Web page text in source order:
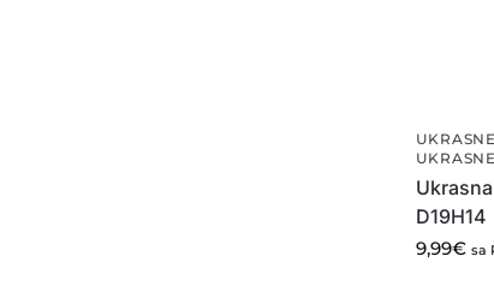
D19H14
9,99€ sa